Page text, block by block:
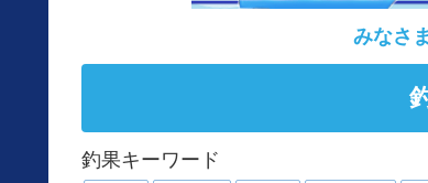
みなさ
釣果キーワード